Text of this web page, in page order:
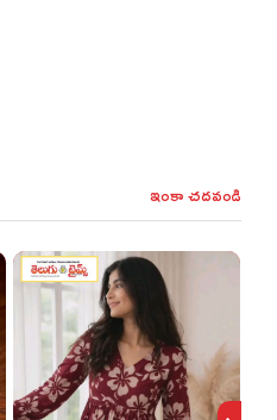
ఇంకా చదవండి